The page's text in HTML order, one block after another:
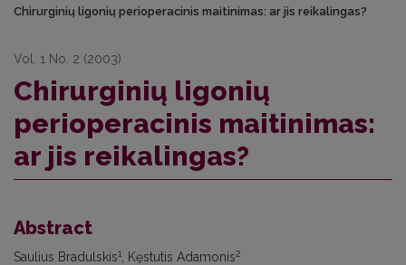
Chirurginių ligonių perioperacinis maitinimas: ar jis reikalingas?
Vol. 1 No. 2 (2003)
Chirurginių ligonių
perioperacinis maitinimas:
ar jis reikalingas?
Abstract
Saulius Bradulskis1 , Kęstutis Adamonis2